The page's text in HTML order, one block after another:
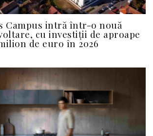
Campus intră într-o nouă
cu investiții de aproape
de euro în 2026